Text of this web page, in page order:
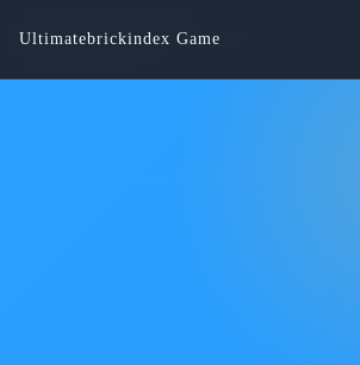
Ultimatebrickindex Game